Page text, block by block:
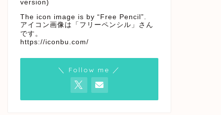
version)
The icon image is by “Free Pencil”.
アイコン画像は「フリーペンシル」さん
です。
https://iconbu.com/
＼ Follow me ／